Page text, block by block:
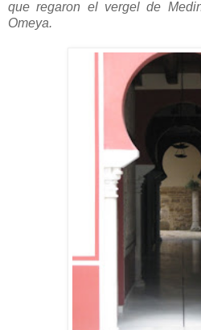
que regaron el vergel de
Omeya.